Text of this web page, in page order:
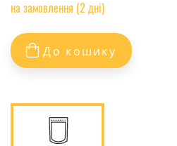
на замовлення (2 дні)
До кошику